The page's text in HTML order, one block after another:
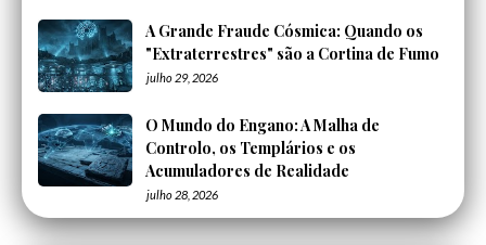
A Grande Fraude Cósmica: Quando os
"Extraterrestres" são a Cortina de Fumo
julho 29, 2026
O Mundo do Engano: A Malha de
Controlo, os Templários e os
Acumuladores de Realidade
julho 28, 2026